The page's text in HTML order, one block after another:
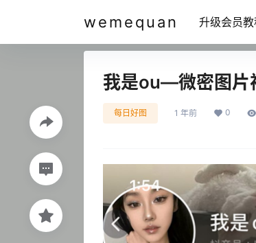
wemequan 升级会员教
我是ou—微密图片
每日好图 1 年前 0